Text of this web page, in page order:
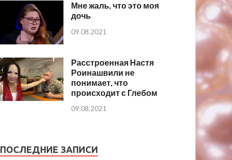
Мне жаль, что это моя
дочь
09.08.2021
Расстроенная Настя
Роинашвили не
понимает, что
происходит с Глебом
09.08.2021
ПОСЛЕДНИЕ ЗАПИСИ